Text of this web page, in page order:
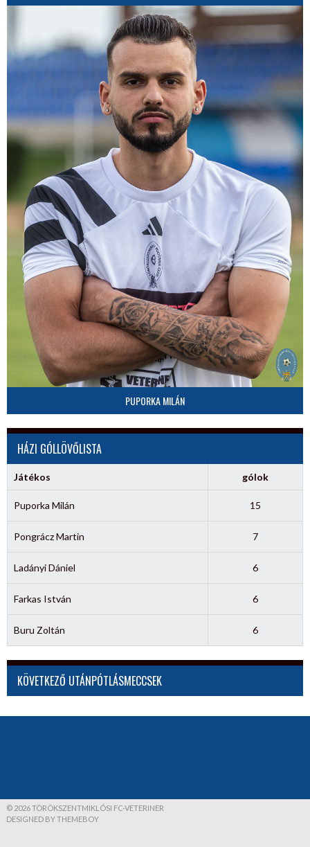
PUPORKA MILÁN
HÁZI GÓLLÖVŐLISTA
Játékos gólok
Puporka Milán 15
Pongrácz Martin 7
Ladányi Dániel 6
Farkas István 6
Buru Zoltán 6
KÖVETKEZŐ UTÁNPÓTLÁSMECCSEK
© 2026 TÖRÖKSZENTMIKLÓSI FC-VETERINER
DESIGNED BY THEMEBOY